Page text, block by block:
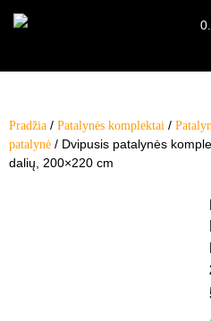
Pradžia / Patalynės komplektai /
patalynė / Dvipusis patalynės
dalių, 200×220 cm